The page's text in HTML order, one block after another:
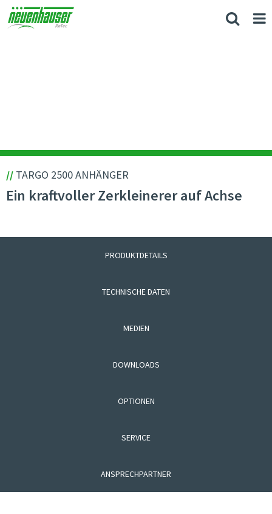
// TARGO 2500 ANHÄNGER
Ein kraftvoller Zerkleinerer auf Achse
PRODUKTDETAILS
TECHNISCHE DATEN
MEDIEN
DOWNLOADS
OPTIONEN
SERVICE
ANSPRECHPARTNER